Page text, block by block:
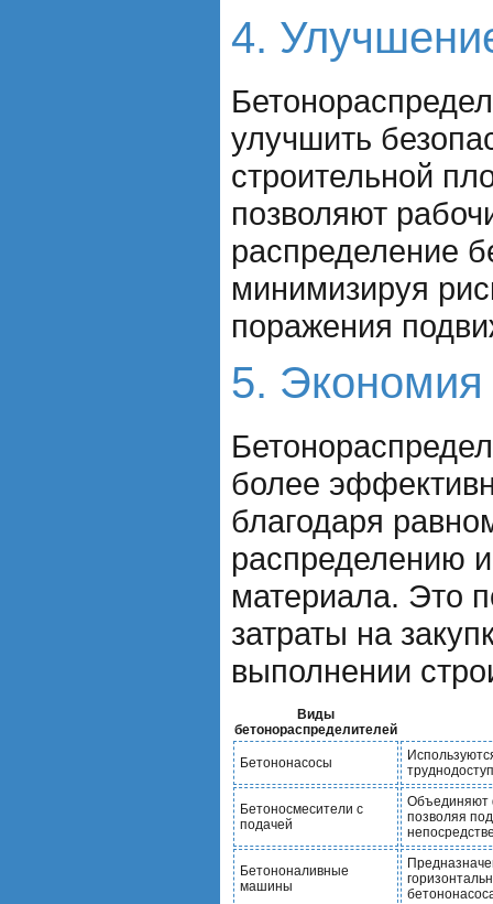
4.
улучшить
строительной
позволяют
распределение
минимизируя
поражения
5.
более
благодаря
распределению
материала. Это
затраты на
выполнении
Виды
бетонораспределителей
Бетононасосы
Бетоносмесители с
подачей
Объединяют
позволяя
Бетононаливные
машины